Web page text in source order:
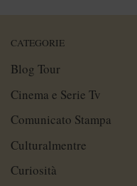
CATEGORIE
Blog Tour
Cinema e Serie Tv
Comunicato Stampa
Culturalmentre
Curiosità